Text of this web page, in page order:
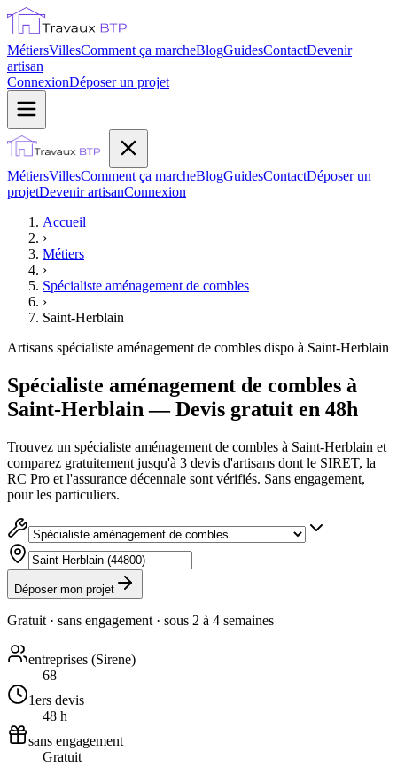
MétiersVillesComment ça marcheBlogGuidesContactDevenir
artisan
ConnexionDéposer un projet
MétiersVillesComment ça marcheBlogGuidesContactDéposer un
projetDevenir artisanConnexion
Accueil
›
Métiers
›
Spécialiste aménagement de combles
›
Saint-Herblain
Artisans spécialiste aménagement de combles dispo à Saint-Herblain
Spécialiste aménagement de combles à
Saint-Herblain — Devis gratuit en 48h
Trouvez un spécialiste aménagement de combles à Saint-Herblain et
comparez gratuitement jusqu'à 3 devis d'artisans dont le SIRET, la
RC Pro et l'assurance décennale sont vérifiés. Sans engagement,
pour les particuliers.
Déposer mon projet
Gratuit · sans engagement · sous 2 à 4 semaines
entreprises (Sirene)
68
1ers devis
48 h
sans engagement
Gratuit